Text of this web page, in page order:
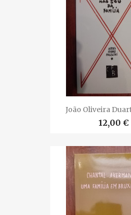
João Oliveira
12,00 €